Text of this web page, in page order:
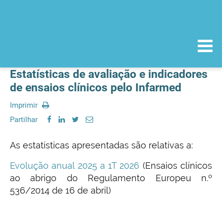
Estatísticas de avaliação e indicadores
de ensaios clínicos pelo Infarmed
Imprimir
Partilhar
As estatísticas apresentadas são relativas a:
Evolução anual 2025 a 1T 2026 (Ensaios clínicos
ao abrigo do Regulamento Europeu n.º
536/2014 de 16 de abril)